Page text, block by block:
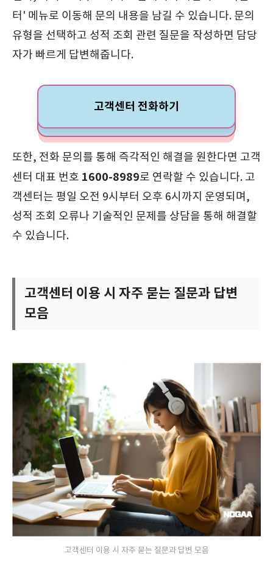
터' 메뉴로 이동해 문의 내용을 남길 수 있습니다. 문의
유형을 선택하고 성적 조회 관련 질문을 작성하면 담당
자가 빠르게 답변해줍니다.
고객센터 전화하기
또한, 전화 문의를 통해 즉각적인 해결을 원한다면 고객
센터 대표 번호 1600-8989로 연락할 수 있습니다. 고
객센터는 평일 오전 9시부터 오후 6시까지 운영되며,
성적 조회 오류나 기술적인 문제를 상담을 통해 해결할
수 있습니다.
고객센터 이용 시 자주 묻는 질문과 답변
모음
고객센터 이용 시 자주 묻는 질문과 답변 모음